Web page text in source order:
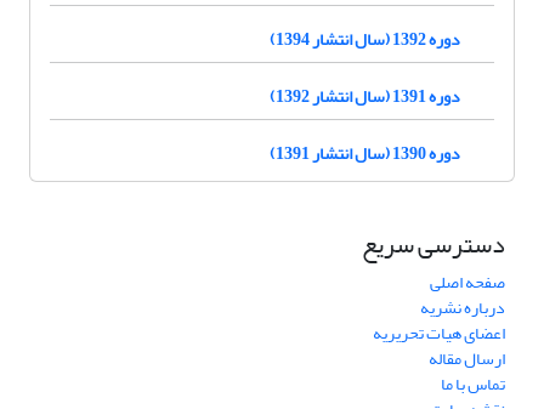
دوره 1392 (سال انتشار 1394)
دوره 1391 (سال انتشار 1392)
دوره 1390 (سال انتشار 1391)
دسترسی سریع
صفحه اصلی
درباره نشریه
اعضای هیات تحریریه
ارسال مقاله
تماس با ما